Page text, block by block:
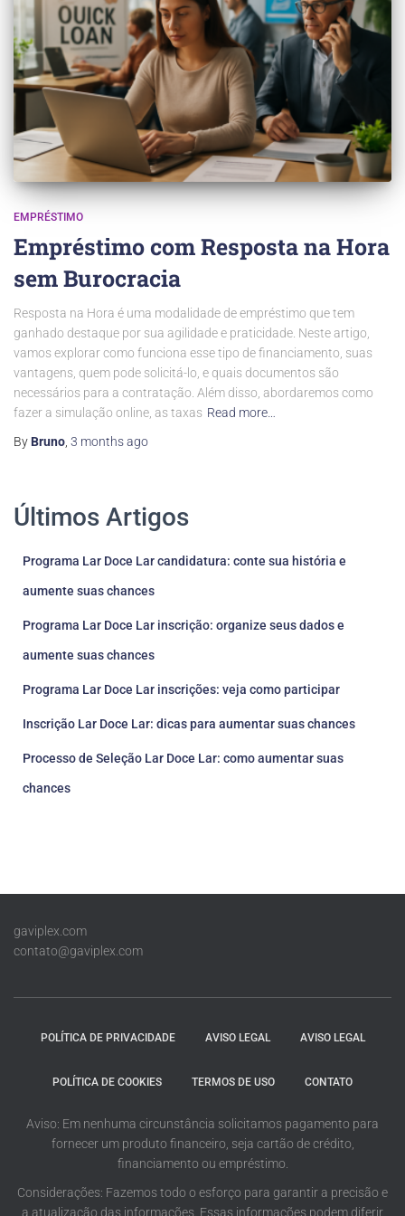
EMPRÉSTIMO
Empréstimo com Resposta na Hora
sem Burocracia
Resposta na Hora é uma modalidade de empréstimo que tem
ganhado destaque por sua agilidade e praticidade. Neste artigo,
vamos explorar como funciona esse tipo de financiamento, suas
vantagens, quem pode solicitá-lo, e quais documentos são
necessários para a contratação. Além disso, abordaremos como
fazer a simulação online, as taxas Read more…
By Bruno 3 monthsago
Últimos Artigos
Programa Lar Doce Lar candidatura: conte sua história e
aumente suas chances
Programa Lar Doce Lar inscrição: organize seus dados e
aumente suas chances
Programa Lar Doce Lar inscrições: veja como participar
Inscrição Lar Doce Lar: dicas para aumentar suas chances
Processo de Seleção Lar Doce Lar: como aumentar suas
chances
gaviplex.com
contato@gaviplex.com
POLÍTICA DE PRIVACIDADE AVISO LEGAL AVISO LEGAL
POLÍTICA DE COOKIES TERMOS DE USO CONTATO
Aviso: Em nenhuma circunstância solicitamos pagamento para
fornecer um produto financeiro, seja cartão de crédito,
financiamento ou empréstimo.
Considerações: Fazemos todo o esforço para garantir a precisão e
a atualização das informações. Essas informações podem diferir